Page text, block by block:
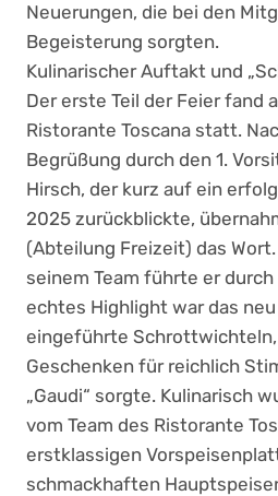
Neuerungen, die bei den
Begeisterung sorgten.
Kulinarischer Auftakt und
Der erste Teil der Feier fand
Ristorante Toscana statt.
Begrüßung durch den 1.
Hirsch, der kurz auf ein
2025 zurückblickte,
(Abteilung Freizeit) das
seinem Team führte er
echtes Highlight war das neu
eingeführte
Geschenken für reichlich
„Gaudi“ sorgte. Kulinarisch
vom Team des Ristorante
erstklassigen
schmackhaften